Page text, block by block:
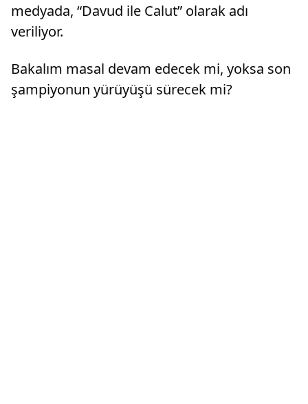
medyada, “Davud ile Calut” olarak adı
veriliyor.
Bakalım masal devam edecek mi, yoksa son
şampiyonun yürüyüşü sürecek mi?